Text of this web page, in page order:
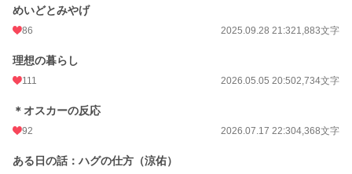
めいどとみやげ
86 2025.09.28 21:321,883文字
理想の暮らし
111 2026.05.05 20:502,734文字
＊オスカーの反応
92 2026.07.17 22:304,368文字
ある日の話：ハグの仕方（涼佑）